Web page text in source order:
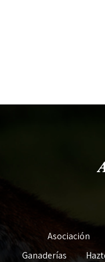
Asociación
Ganaderías